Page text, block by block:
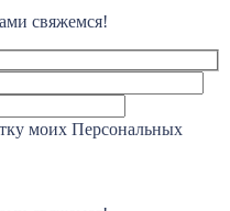
свяжемся!
моих Персональных